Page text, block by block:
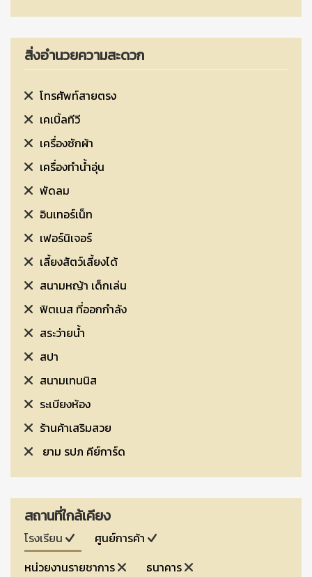
สิ่งอำนวยความสะดวก
โทรศัพท์สายตรง
เคเบิ้ลทีวี
เครื่องซักผ้า
เครื่องทำน้ำอุ่น
พัดลม
อินเทอร์เน็ท
เฟอร์นิเจอร์
เลี้ยงสัตว์เลี้ยงได้
สนามหญ้า เด็กเล่น
ฟิตเนส ที่ออกกำลัง
สระว่ายน้ำ
สปา
สนามเทนนิส
ระเบียงห้อง
ร้านค้าเสริมสวย
ยาม รปภ คีย์การ์ด
สถานที่ใกล้เคียง
โรงเรียน
ศูนย์การค้า
หน่วยงานรายชาการ
ธนาคาร